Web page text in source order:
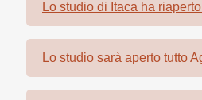
Lo studio di Itaca ha
Lo studio sarà aperto tutto